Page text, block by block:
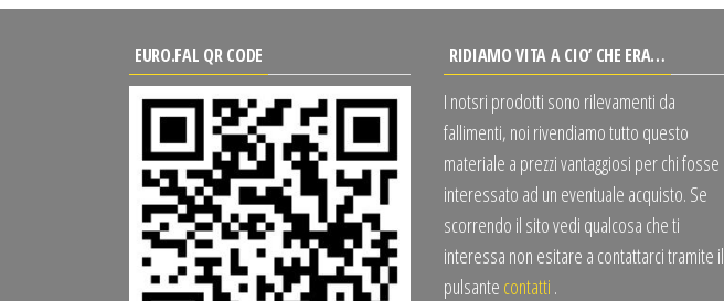
EURO.FAL QR CODE RIDIAMO VITA A CIO’ CHE ERA…
I notsri prodotti sono rilevamenti da
fallimenti, noi rivendiamo tutto questo
materiale a prezzi vantaggiosi per chi fosse
interessato ad un eventuale acquisto. Se
scorrendo il sito vedi qualcosa che ti
interessa non esitare a contattarci tramite il
pulsante contatti .